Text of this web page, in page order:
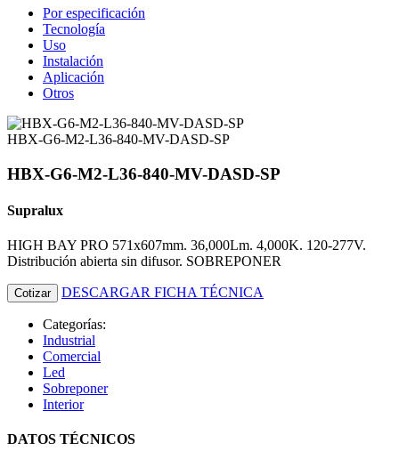
Por especificación
Tecnología
Uso
Instalación
Aplicación
Otros
HBX-G6-M2-L36-840-MV-DASD-SP
HBX-G6-M2-L36-840-MV-DASD-SP
Supralux
HIGH BAY PRO 571x607mm. 36,000Lm. 4,000K. 120-277V.
Distribución abierta sin difusor. SOBREPONER
Cotizar DESCARGAR FICHA TÉCNICA
Categorías:
Industrial
Comercial
Led
Sobreponer
Interior
DATOS TÉCNICOS